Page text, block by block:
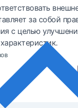
за собой
с целью